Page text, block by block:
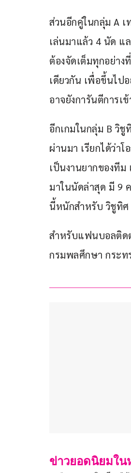
ส่วนอีกคู่ในกลุ่ม A
เล่นมาแล้ว 4 นัด แ
ต้องจัดเต็มทุกอย่า
เดียวกัน เพื่อขึ้นไ
อาจยังการันตีการเ
อีกเกมในกลุ่ม B วิ
ผ่านมา เรียกได้ว่า
เป็นงานยากของที
มาในนัดล่าสุด มี 9
นี้หนักสำหรับ วิชูทิศ
สำหรับแฟนบอลติด
กรมพลศึกษา กระท
ข่าวยอดนิยมใ